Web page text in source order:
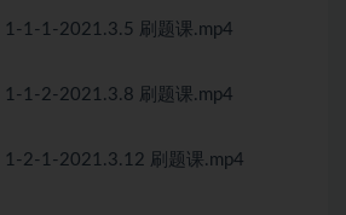
1-1-1-2021.3.5 刷题课.mp4
1-1-2-2021.3.8 刷题课.mp4
1-2-1-2021.3.12 刷题课.mp4